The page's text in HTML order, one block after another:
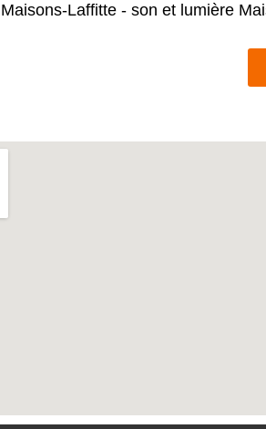
Laffitte - son et lumière